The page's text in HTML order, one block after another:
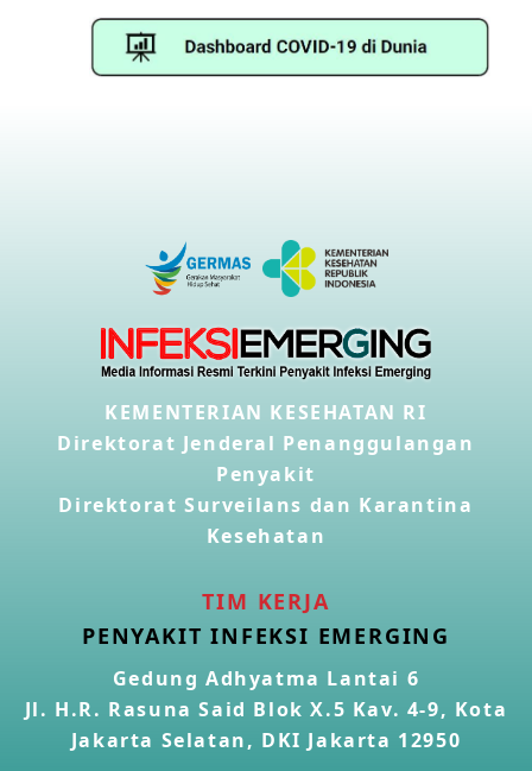
KEMENTERIAN KESEHATAN RI
Direktorat Jenderal Penanggulangan
Penyakit
Direktorat Surveilans dan Karantina
Kesehatan
TIM KERJA
PENYAKIT INFEKSI EMERGING
Gedung Adhyatma Lantai 6
Jl. H.R. Rasuna Said Blok X.5 Kav. 4-9, Kota
Jakarta Selatan, DKI Jakarta 12950